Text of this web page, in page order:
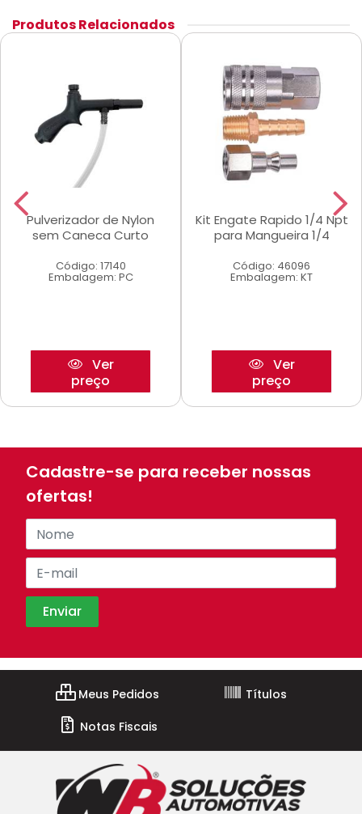
Produtos Relacionados
Pulverizador de Nylon
sem Caneca Curto
Código: 17140
Embalagem: PC
Ver
preço
Kit Engate Rapido 1/4 Npt
para Mangueira 1/4
Código: 46096
Embalagem: KT
Ver
preço
Cadastre-se para receber nossas
ofertas!
Meus Pedidos
Títulos
Notas Fiscais